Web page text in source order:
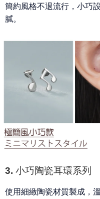
簡約風格不退流行，小巧
膩。
3. 小巧陶瓷耳環系列
使用細緻陶瓷材質製成，